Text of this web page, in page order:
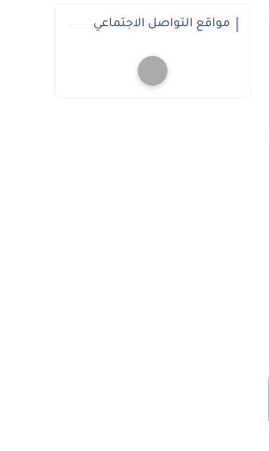
مواقع التواصل الاجتماعي